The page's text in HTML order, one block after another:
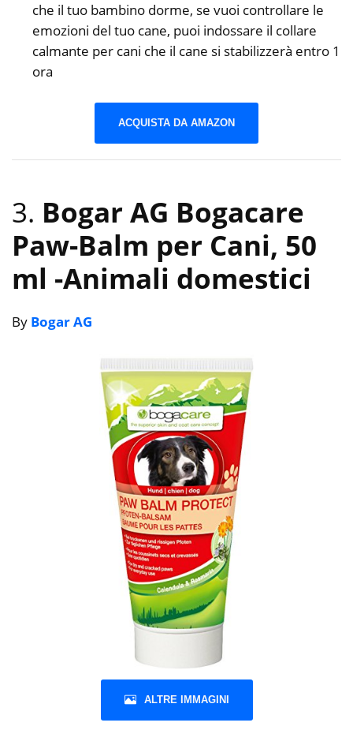
che il tuo bambino dorme, se vuoi controllare le
emozioni del tuo cane, puoi indossare il collare
calmante per cani che il cane si stabilizzerà entro 1
ora
ACQUISTA DA AMAZON
3. Bogar AG Bogacare
Paw-Balm per Cani, 50
ml -Animali domestici
By Bogar AG
ALTRE IMMAGINI